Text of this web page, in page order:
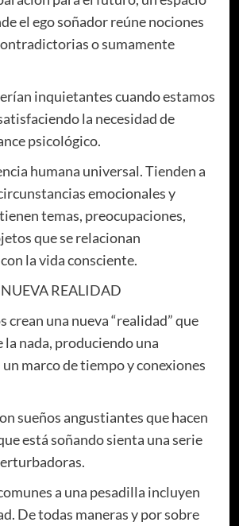
el ego soñador reúne nociones
o sumamente
inquietantes cuando estamos
la necesidad de
psicológico.
humana universal. Tienden a
emocionales y
temas, preocupaciones,
que se relacionan
la vida consciente.
NUEVA REALIDAD
crean una nueva “realidad” que
la nada, produciendo una
marco de tiempo y conexiones
sueños angustiantes que hacen
está soñando sienta una serie
a una pesadilla incluyen
De todas maneras y por sobre